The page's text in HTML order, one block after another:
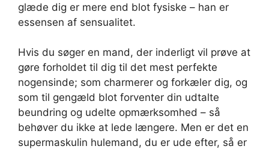
glæde dig er mere end blot fysiske – han er
essensen af sensualitet.
Hvis du søger en mand, der inderligt vil prøve at
gøre forholdet til dig til det mest perfekte
nogensinde; som charmerer og forkæler dig, og
som til gengæld blot forventer din udtalte
beundring og udelte opmærksomhed – så
behøver du ikke at lede længere. Men er det en
supermaskulin hulemand, du er ude efter, så er